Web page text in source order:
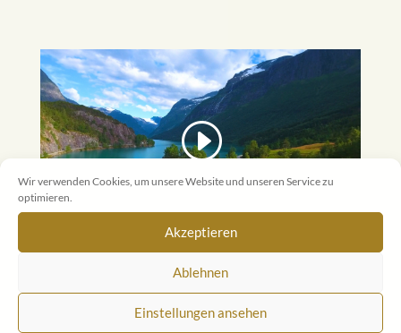
Wir verwenden Cookies, um unsere Website und unseren Service zu
optimieren.
Akzeptieren
Ablehnen
Einstellungen ansehen